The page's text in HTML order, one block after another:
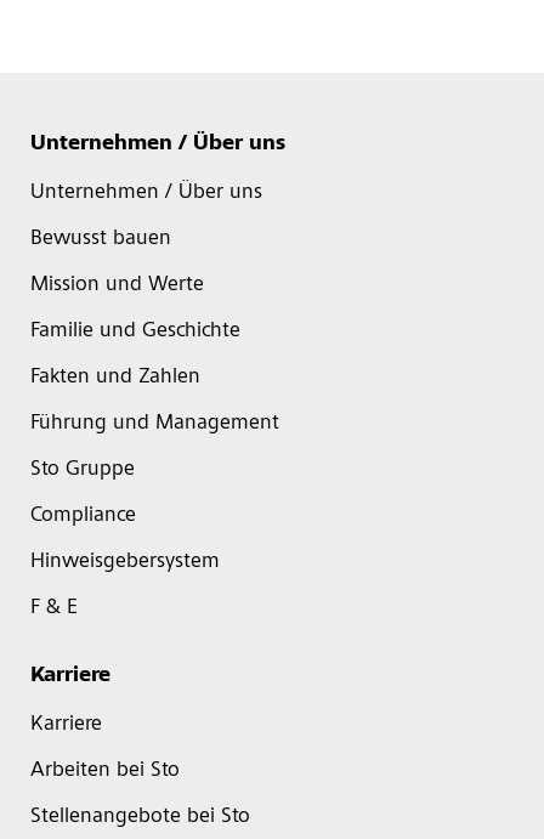
Unternehmen / Über uns
Unternehmen / Über uns
Bewusst bauen
Mission und Werte
Familie und Geschichte
Fakten und Zahlen
Führung und Management
Sto Gruppe
Compliance
Hinweisgebersystem
F & E
Karriere
Karriere
Arbeiten bei Sto
Stellenangebote bei Sto